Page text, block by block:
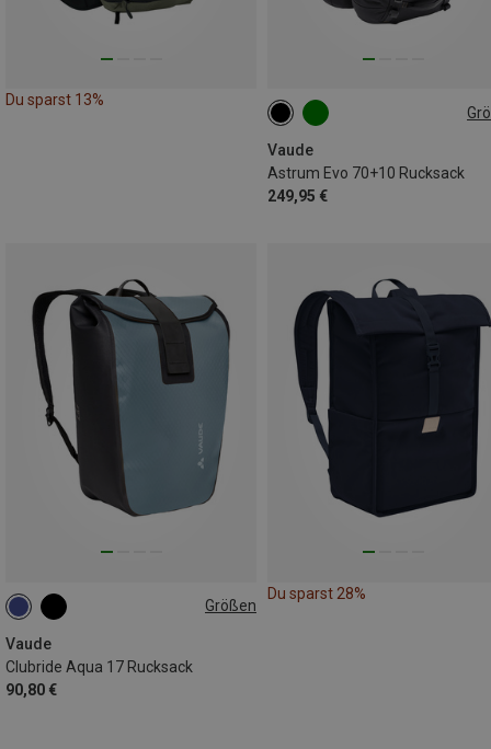
Du sparst 13%
Vaude
Astrum Evo 70+10 Rucksack
249,95 €
80L
Größen
Vaude
Clubride Aqua 17 Rucksack
90,80 €
17L
Du sparst 28%